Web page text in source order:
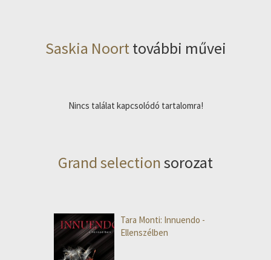
Saskia Noorttovábbi művei
Nincs találat kapcsolódó tartalomra!
Grand selectionsorozat
Tara Monti: Innuendo -
Ellenszélben